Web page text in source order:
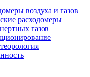
воздуха и газов
расходомеры
газов